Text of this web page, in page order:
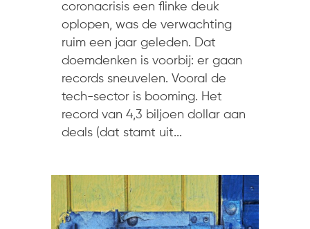
coronacrisis een flinke deuk
oplopen, was de verwachting
ruim een jaar geleden. Dat
doemdenken is voorbij: er gaan
records sneuvelen. Vooral de
tech-sector is booming. Het
record van 4,3 biljoen dollar aan
deals (dat stamt uit...